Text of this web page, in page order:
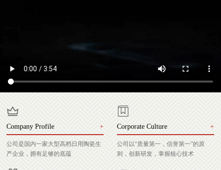
Company Profile +
公司是国内一家大型高档日用陶瓷生
产企业，拥有足够的底蕴
Corporate Culture +
公司以“质量第一，信誉第一”的原
则，创新研发，掌握核心技术